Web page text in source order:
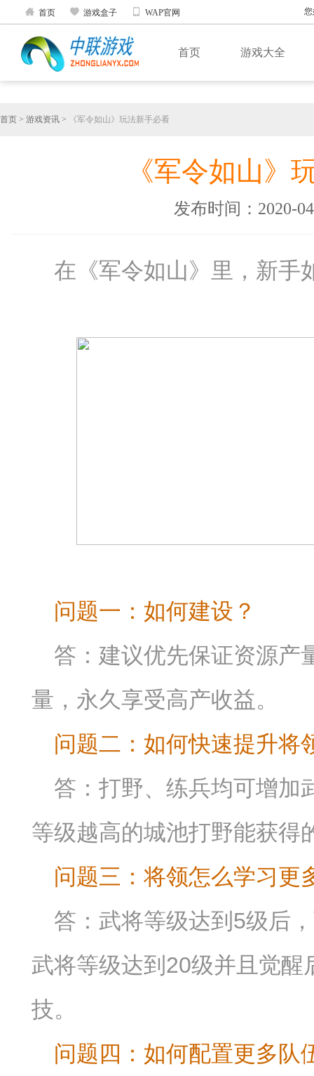
 首页  游戏盒子  WAP官网
首页 游戏大全
首页 > 游戏资讯 > 《军令如山》玩法新手必看
《军令如山》
发布时间：2020-
在《军令如山》里，新手
问题一：如何建设？
答：建议优先保证资源产
量，永久享受高产收益。
问题二：如何快速提升将
答：打野、练兵均可增加
等级越高的城池打野能获得
问题三：将领怎么学习更
答：武将等级达到5级后
武将等级达到20级并且觉醒
技。
问题四：如何配置更多队